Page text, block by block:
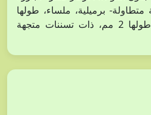
متطاولة- برميلية، ملساء، طولها
2,5 مم، المناثير بيضاء، طولها 2 مم، ذات تسننات متجهة